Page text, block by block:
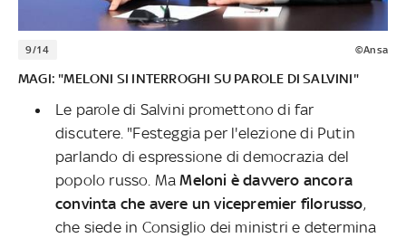
9/14 ©Ansa
MAGI: "MELONI SI INTERROGHI SU PAROLE DI SALVINI"
Le parole di Salvini promettono di far
discutere. "Festeggia per l'elezione di Putin
parlando di espressione di democrazia del
popolo russo. Ma Meloni è davvero ancora
convinta che avere un vicepremier filorusso,
che siede in Consiglio dei ministri e determina